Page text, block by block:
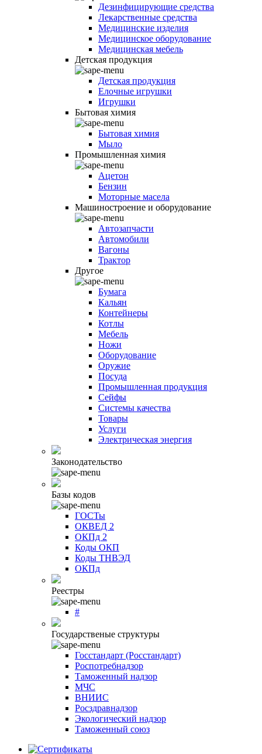
Дезинфицирующие средства
Лекарственные средства
Медицинские изделия
Медицинское оборудование
Медицинская мебель
Детская продукция
Детская продукция
Елочные игрушки
Игрушки
Бытовая химия
Бытовая химия
Мыло
Промышленная химия
Ацетон
Бензин
Моторные масела
Машиностроение и оборудование
Автозапчасти
Автомобили
Вагоны
Трактор
Другое
Бумага
Кальян
Контейнеры
Котлы
Мебель
Ножи
Оборудование
Оружие
Посуда
Промышленная продукция
Сейфы
Системы качества
Товары
Услуги
Электрическая энергия
Законодательство
Базы кодов
ГОСТы
ОКВЕД 2
ОКПд 2
Коды ОКП
Коды ТНВЭД
ОКПд
Реестры
#
Государственые структуры
Госстандарт (Росстандарт)
Роспотребнадзор
Таможенный надзор
МЧС
ВНИИС
Росздравнадзор
Экологический надзор
Таможенный союз